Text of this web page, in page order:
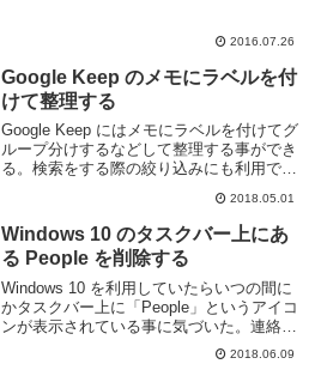
2016.07.26
Google Keep のメモにラベルを付
けて整理する
Google Keep にはメモにラベルを付けてグ
ループ分けするなどして整理する事ができ
る。検索をする際の絞り込みにも利用でき
い。以下は Web ブラウザ版を利用するが
スマートフォンアプリでもほぼ同様の操...
2018.05.01
Windows 10 のタスクバー上にあ
る People を削除する
Windows 10 を利用していたらいつの間に
かタスクバー上に「People」というアイコ
ンが表示されている事に気づいた。連絡先
の中からタスクバーにピン留めする事で即
座に連絡を取れるようになる機能、らし
2018.06.09